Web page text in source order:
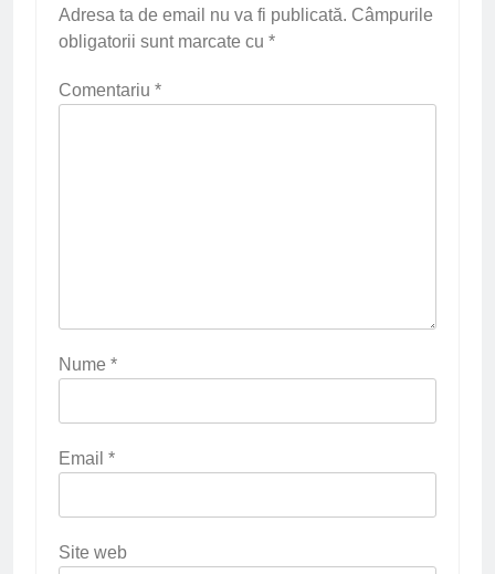
Adresa ta de email nu va fi publicată. Câmpurile
obligatorii sunt marcate cu *
Comentariu *
Nume *
Email *
Site web